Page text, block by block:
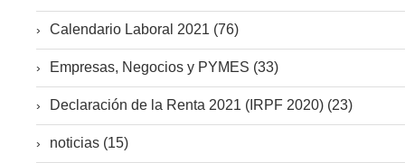
Calendario Laboral 2021 (76)
Empresas, Negocios y PYMES (33)
Declaración de la Renta 2021 (IRPF 2020) (23)
noticias (15)